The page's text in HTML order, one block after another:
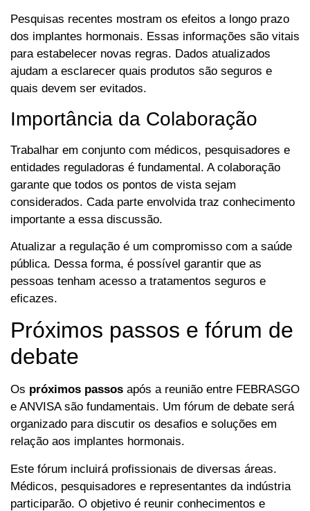
Pesquisas recentes mostram os efeitos a longo prazo
dos implantes hormonais. Essas informações são vitais
para estabelecer novas regras. Dados atualizados
ajudam a esclarecer quais produtos são seguros e
quais devem ser evitados.
Importância da Colaboração
Trabalhar em conjunto com médicos, pesquisadores e
entidades reguladoras é fundamental. A colaboração
garante que todos os pontos de vista sejam
considerados. Cada parte envolvida traz conhecimento
importante a essa discussão.
Atualizar a regulação é um compromisso com a saúde
pública. Dessa forma, é possível garantir que as
pessoas tenham acesso a tratamentos seguros e
eficazes.
Próximos passos e fórum de
debate
Os próximos passos após a reunião entre FEBRASGO
e ANVISA são fundamentais. Um fórum de debate será
organizado para discutir os desafios e soluções em
relação aos implantes hormonais.
Este fórum incluirá profissionais de diversas áreas.
Médicos, pesquisadores e representantes da indústria
participarão. O objetivo é reunir conhecimentos e